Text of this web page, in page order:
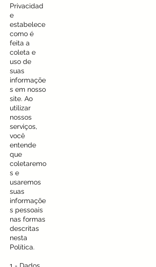
Privacidad
e
estabelece
como é
feita a
coleta e
uso de
suas
informaçõe
s em nosso
site. Ao
utilizar
nossos
serviços,
você
entende
que
coletaremo
s e
usaremos
suas
informaçõe
s pessoais
nas formas
descritas
nesta
Política.